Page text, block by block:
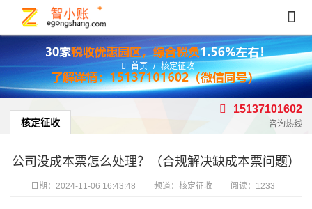
首页 / 核定征收
核定征收
15137101602
咨询热线
公司没成本票怎么处理？（合规解决缺成本票问题）
日期： 2024-11-06 16:43:48 频道： 核定征收 阅读：1233